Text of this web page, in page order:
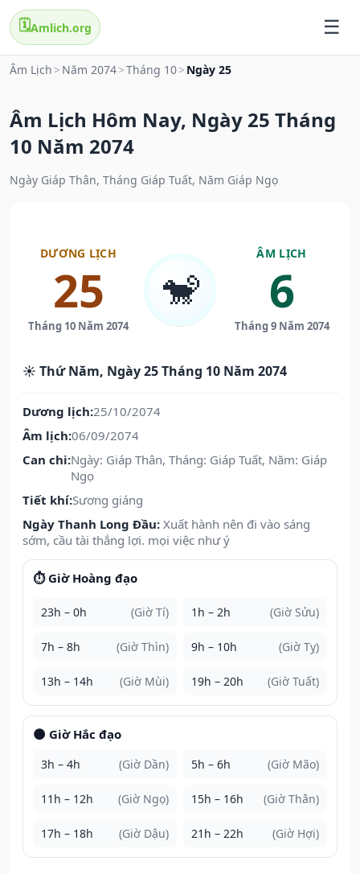
🗓️Amlich.org
Âm Lịch > Năm 2074>Tháng 10> Ngày 25
Âm Lịch Hôm Nay, Ngày 25 Tháng
10 Năm 2074
Ngày Giáp Thân, Tháng Giáp Tuất, Năm Giáp Ngọ
DƯƠNG LỊCH
25
Tháng 10 Năm 2074
🐒
ÂM LỊCH
6
Tháng 9 Năm 2074
☀️ Thứ Năm, Ngày 25 Tháng 10 Năm 2074
Dương lịch:25/10/2074
Âm lịch:06/09/2074
Can chi:Ngày: Giáp Thân, Tháng: Giáp Tuất, Năm: Giáp
Ngọ
Tiết khí:Sương giáng
Ngày Thanh Long Đầu: Xuất hành nên đi vào sáng
sớm, cầu tài thắng lợi. mọi việc như ý
⏱️ Giờ Hoàng đạo
23h – 0h (Giờ Tí) 1h – 2h (Giờ Sửu)
7h – 8h (Giờ Thìn) 9h – 10h (Giờ Tỵ)
13h – 14h (Giờ Mùi) 19h – 20h (Giờ Tuất)
🌑 Giờ Hắc đạo
3h – 4h (Giờ Dần) 5h – 6h (Giờ Mão)
11h – 12h (Giờ Ngọ) 15h – 16h (Giờ Thân)
17h – 18h (Giờ Dậu) 21h – 22h (Giờ Hợi)